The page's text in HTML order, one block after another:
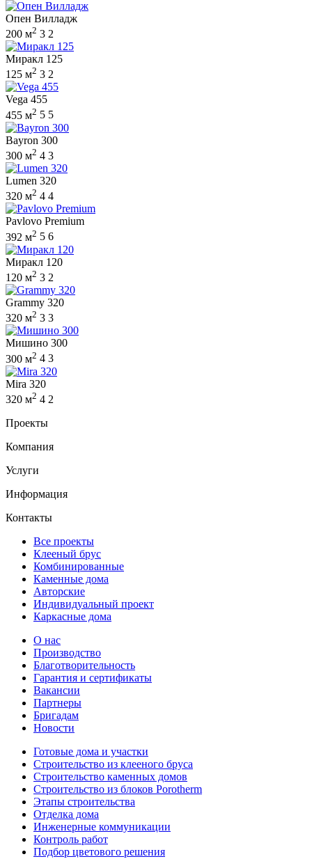
Опен Вилладж
200 м2 3 2
Миракл 125
125 м2 3 2
Vega 455
455 м2 5 5
Bayron 300
300 м2 4 3
Lumen 320
320 м2 4 4
Pavlovo Premium
392 м2 5 6
Миракл 120
120 м2 3 2
Grammy 320
320 м2 3 3
Мишино 300
300 м2 4 3
Mira 320
320 м2 4 2
Проекты
Компания
Услуги
Информация
Контакты
Все проекты
Клееный брус
Комбинированные
Каменные дома
Авторские
Индивидуальный проект
Каркасные дома
О нас
Производство
Благотворительность
Гарантия и сертификаты
Вакансии
Партнеры
Бригадам
Новости
Готовые дома и участки
Строительство из клееного бруса
Строительство каменных домов
Строительство из блоков Porotherm
Этапы строительства
Отделка дома
Инженерные коммуникации
Контроль работ
Подбор цветового решения